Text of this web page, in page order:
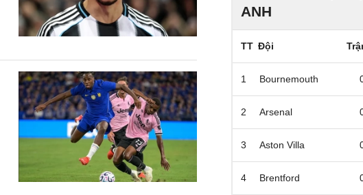
ANH
TT Đội
1 Bournemouth
2 Arsenal
3 Aston Villa
4 Brentford